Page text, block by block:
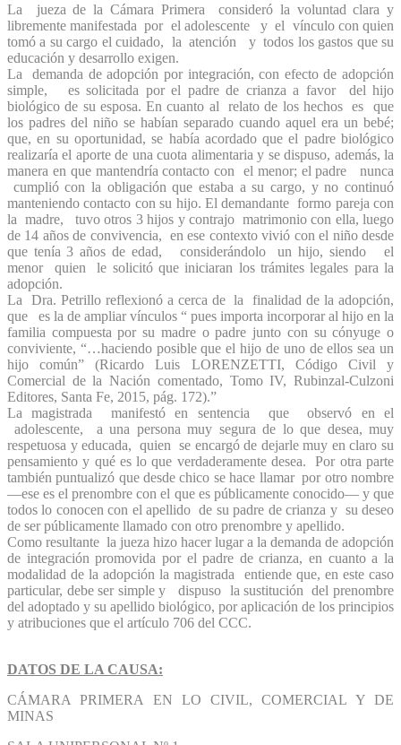
La jueza de la Cámara Primera consideró la voluntad clara y
libremente manifestada por el adolescente y el vínculo con quien
tomó a su cargo el cuidado, la atención y todos los gastos que su
educación y desarrollo exigen.
La demanda de adopción por integración, con efecto de adopción
simple, es solicitada por el padre de crianza a favor del hijo
biológico de su esposa. En cuanto al relato de los hechos es que
los padres del niño se habían separado cuando aquel era un bebé;
que, en su oportunidad, se había acordado que el padre biológico
realizaría el aporte de una cuota alimentaria y se dispuso, además, la
manera en que mantendría contacto con el menor; el padre nunca
cumplió con la obligación que estaba a su cargo, y no continuó
manteniendo contacto con su hijo. El demandante formo pareja con
la madre, tuvo otros 3 hijos y contrajo matrimonio con ella, luego
de 14 años de convivencia, en ese contexto vivió con el niño desde
que tenía 3 años de edad, considerándolo un hijo, siendo el
menor quien le solicitó que iniciaran los trámites legales para la
adopción.
La Dra. Petrillo reflexionó a cerca de la finalidad de la adopción,
que es la de ampliar vínculos “ pues importa incorporar al hijo en la
familia compuesta por su madre o padre junto con su cónyuge o
conviviente, “…haciendo posible que el hijo de uno de ellos sea un
hijo común” (Ricardo Luis LORENZETTI, Código Civil y
Comercial de la Nación comentado, Tomo IV, Rubinzal-Culzoni
Editores, Santa Fe, 2015, pág. 172).”
La magistrada manifestó en sentencia que observó en el
adolescente, a una persona muy segura de lo que desea, muy
respetuosa y educada, quien se encargó de dejarle muy en claro su
pensamiento y qué es lo que verdaderamente desea. Por otra parte
también puntualizó que desde chico se hace llamar por otro nombre
—ese es el prenombre con el que es públicamente conocido— y que
todos lo conocen con el apellido de su padre de crianza y su deseo
de ser públicamente llamado con otro prenombre y apellido.
Como resultante la jueza hizo hacer lugar a la demanda de adopción
de integración promovida por el padre de crianza, en cuanto a la
modalidad de la adopción la magistrada entiende que, en este caso
particular, debe ser simple y dispuso la sustitución del prenombre
del adoptado y su apellido biológico, por aplicación de los principios
y atribuciones que el artículo 706 del CCC.
DATOS DE LA CAUSA:
CÁMARA PRIMERA EN LO CIVIL, COMERCIAL Y DE
MINAS